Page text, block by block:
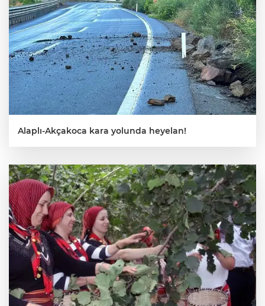
Alaplı-Akçakoca kara yolunda heyelan!